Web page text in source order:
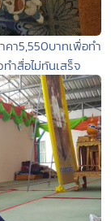
คา5,550บาทเพื่อทำ
ำสื่อไม่ทันเสร็จ